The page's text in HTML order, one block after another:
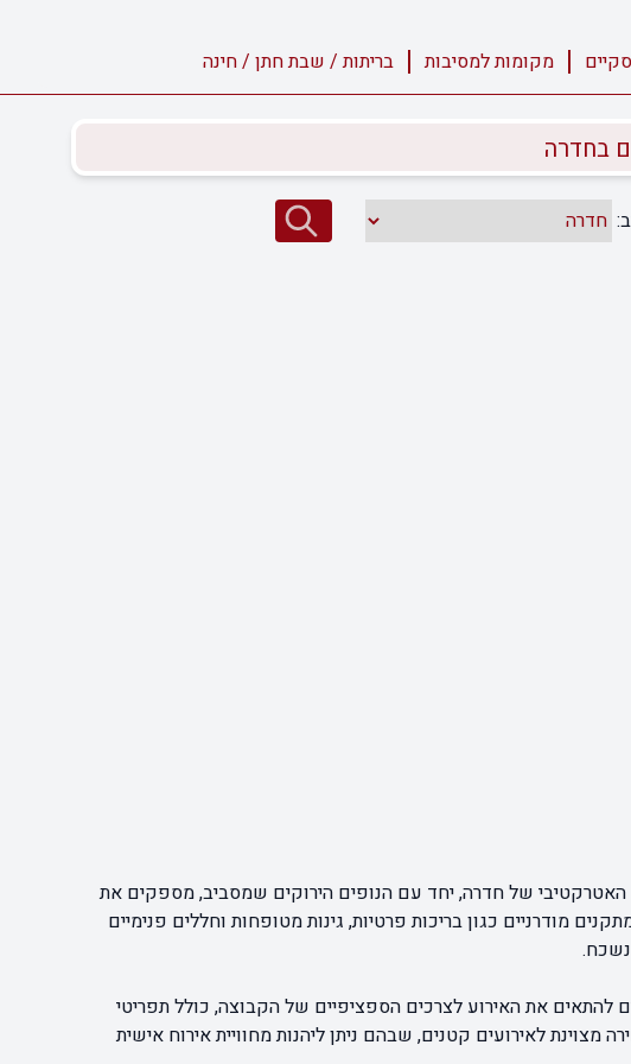
מקומות למסיבות בריתות / שבת חתן / חינה
בחדרה
האטרקטיבי של חדרה, יחד עם הנופים הירוקים שמסביב, מספקים את
מודרניים כגון בריכות פרטיות, גינות מטופחות וחללים פנימיים
נשכח.
להתאים את האירוע לצרכים הספציפיים של הקבוצה, כולל תפריטי
מצוינת לאירועים קטנים, שבהם ניתן ליהנות מחוויית אירוח אישית